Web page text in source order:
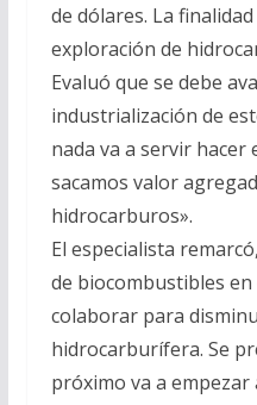
de dólares. La
exploración de
Evaluó que se debe
industrialización de
nada va a servir hacer
sacamos valor
hidrocarburos».
El especialista
de biocombustibles
colaborar para
hidrocarburífera. Se
próximo va a